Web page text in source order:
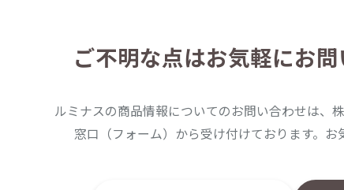
ご不明な点はお気軽にお
ルミナスの商品情報についてのお問い合わせは、
窓口（フォーム）から受け付けております。お